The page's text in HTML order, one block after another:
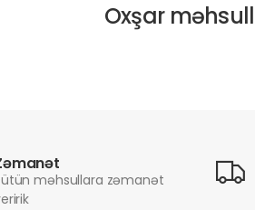
Oxşar
məhsullara zəmanət